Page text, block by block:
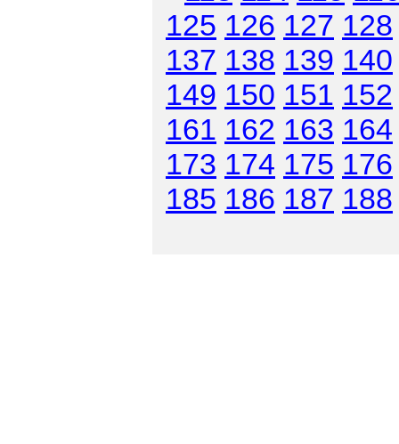
125 126 127 128
137 138 139 140
149 150 151 152
161 162 163 164
173 174 175 176
185 186 187 188